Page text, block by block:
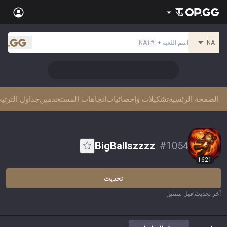
NA اسم اللعبة +
#
NA1
.gg
الصفحة الرئسيةتشكيلات وإحصائياتاتجاهات المستخدمينجداول
1621
BigBallszzzz #1054
تحديث
آخر تحديث:قبل سنتين
Stats
Palworld
Pokémon Champions
Beta
ROBLOX
OVERWATCH2
Beta
Pokémon Pokopia
Marvel Rivals
Beta
Arc Raiders
Beta
Counter Strike 2
Sign in
العربية
Sign in
Back
日本語
język polski
français
Deutsch